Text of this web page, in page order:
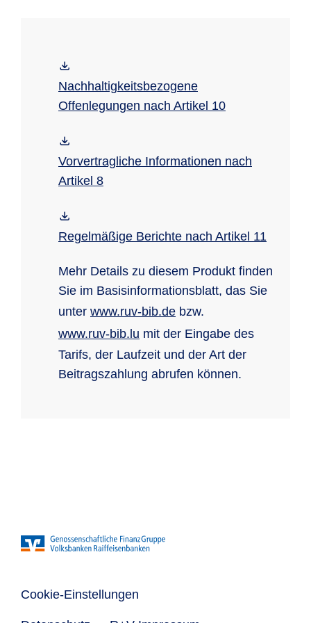
Nachhaltigkeitsbezogene
Offenlegungen nach Artikel 10
Vorvertragliche Informationen nach
Artikel 8
Regelmäßige Berichte nach Artikel 11
Mehr Details zu diesem Produkt finden
Sie im Basisinformationsblatt, das Sie
unter www.ruv-bib.de bzw.
www.ruv-bib.lu mit der Eingabe des
Tarifs, der Laufzeit und der Art der
Beitragszahlung abrufen können.
Cookie-Einstellungen